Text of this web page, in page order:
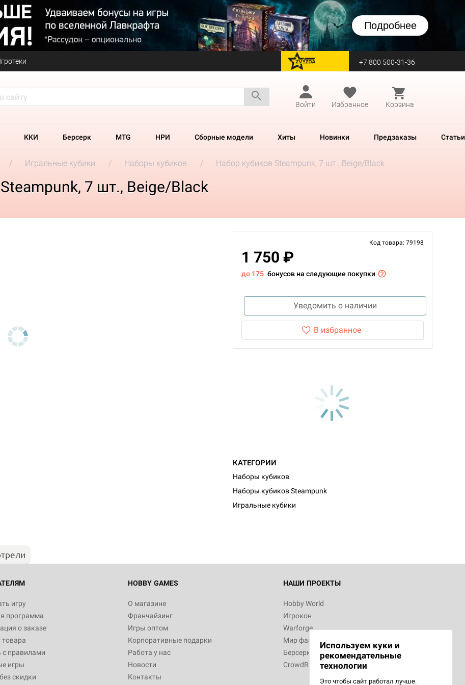
Подробнее
перейти на Zvezda +7 800 500-31-36
Войти
Избранное Корзина
ККИ Берсерк MTG НРИ Сборные модели Хиты Новинки Предзаказы Статьи
Игральные кубики Наборы кубиков Набор кубиков Steampunk, 7 шт., Beige/Black
7 шт., Beige/Black
Код товара: 79198
1 750 ₽
до 175 бонусов на следующие покупки
Уведомить о наличии
В избранное
КАТЕГОРИИ
Наборы кубиков
Наборы кубиков Steampunk
Игральные кубики
игру
программа
о заказе
товара
правилами
игры
скидки
HOBBY GAMES
О магазине
Франчайзинг
Игры оптом
Корпоративные подарки
Работа у нас
Новости
Контакты
НАШИ ПРОЕКТЫ
Hobby World
Игрокон
Warforge
Мир фантастики
Берсерк
CrowdRepublic
Используем куки и
рекомендательные
технологии
Это чтобы сайт работал лучше.